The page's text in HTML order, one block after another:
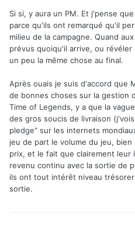
Si si, y aura un PM. Et j'pense
parce qu'ils ont remarqué qu'il
milieu de la campagne. Quand
prévus quoiqu'il arrive, ou
un peu la même chose au final.
Après ouais je suis d'accord que
de bonnes choses sur la gestion
Time of Legends, y a que la
des gros soucis de livraison
pledge" sur les internets
jeu de part le volume du jeu,
prix, et le fait que clairement leur
revenu continu avec la sortie de
ils ont tout intérêt niveau
sortie.